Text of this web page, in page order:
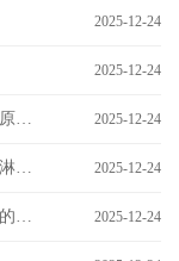
2025-12-24
2025-12-24
臭氧发生器故障时，臭氧机警报一直响的原因分析 2025-12-24
企业如何根据自身实际情况选择合适的风淋室？ 2025-12-24
臭氧起着很大的作用，扩大了臭氧发生器的市场 2025-12-24